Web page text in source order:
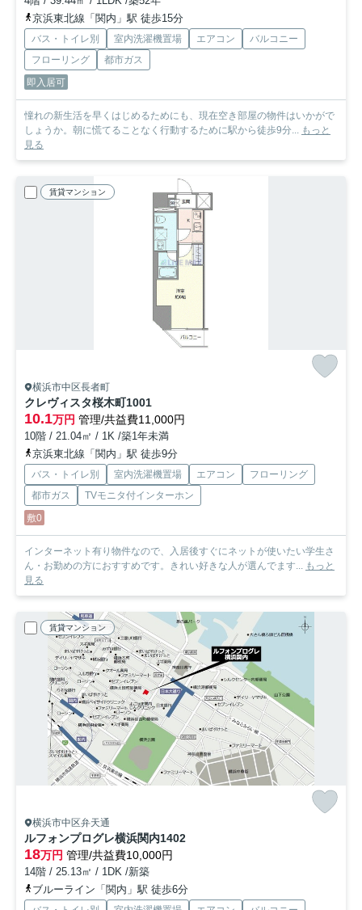
京浜東北線「関内」駅 徒歩15分
バス・トイレ別 室内洗濯機置場 エアコン
バルコニー
フローリング
都市ガス
即入居可
憧れの新生活を早くはじめるためにも、現在空き部屋の物件はいかがで
しょうか。朝に慌てることなく行動するために駅から徒歩9分... もっと
見る
賃貸マンション
横浜市中区長者町
クレヴィスタ桜木町1001
10.1万円 管理/共益費11,000円
10階 / 21.04㎡ / 1K /築1年未満
京浜東北線「関内」駅 徒歩9分
バス・トイレ別 室内洗濯機置場 エアコン
フローリング
都市ガス
TVモニタ付インターホン
敷0
インターネット有り物件なので、入居後すぐにネットが使いたい学生さ
ん・お勤めの方におすすめです。きれい好きな人が選んでます... もっと
見る
賃貸マンション
横浜市中区弁天通
ルフォンプログレ横浜関内1402
18万円 管理/共益費10,000円
14階 / 25.13㎡ / 1DK /新築
ブルーライン「関内」駅 徒歩6分